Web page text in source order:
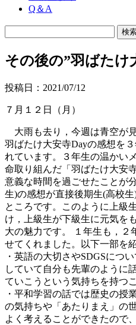
Q＆A
その後の”羽ばたけ
投稿日：2021/07/12
７月１２日（月）
大雨も去り，今週は青空が
羽ばたけ大安寺Dayの感想を
れています。３年生の温かい
命取り組んだ「羽ばたけ大安
意義な時間を過ごせたことが
生)の感想が直接後期生(高校
ところです。このように上級
け，上級生が下級生に元気を
大の魅力です。 １年生も，２
せてくれました。以下一部を
・英語の大切さやSDGSにつ
していて自分も先輩のように
ていこうという気持ちを持つ
・平和学習の話では歴史の授
の気持ちや「あたりまえ」の
よく考えることができたので